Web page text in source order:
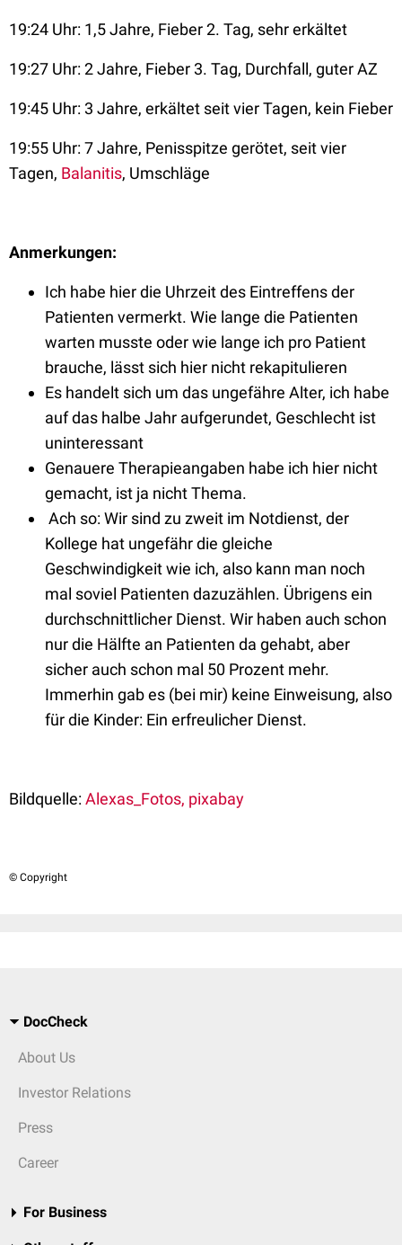
19:24 Uhr: 1,5 Jahre, Fieber 2. Tag, sehr erkältet
19:27 Uhr: 2 Jahre, Fieber 3. Tag, Durchfall, guter AZ
19:45 Uhr: 3 Jahre, erkältet seit vier Tagen, kein Fieber
19:55 Uhr: 7 Jahre, Penisspitze gerötet, seit vier
Tagen, Balanitis, Umschläge
Anmerkungen:
Ich habe hier die Uhrzeit des Eintreffens der
Patienten vermerkt. Wie lange die Patienten
warten musste oder wie lange ich pro Patient
brauche, lässt sich hier nicht rekapitulieren
Es handelt sich um das ungefähre Alter, ich habe
auf das halbe Jahr aufgerundet, Geschlecht ist
uninteressant
Genauere Therapieangaben habe ich hier nicht
gemacht, ist ja nicht Thema.
Ach so: Wir sind zu zweit im Notdienst, der
Kollege hat ungefähr die gleiche
Geschwindigkeit wie ich, also kann man noch
mal soviel Patienten dazuzählen. Übrigens ein
durchschnittlicher Dienst. Wir haben auch schon
nur die Hälfte an Patienten da gehabt, aber
sicher auch schon mal 50 Prozent mehr.
Immerhin gab es (bei mir) keine Einweisung, also
für die Kinder: Ein erfreulicher Dienst.
Bildquelle:Alexas_Fotos, pixabay
© Copyright
DocCheck
About Us
Investor Relations
Press
Career
For Business